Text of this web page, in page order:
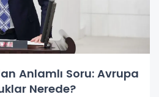
Anlamlı Soru: Avrupa
Nerede?